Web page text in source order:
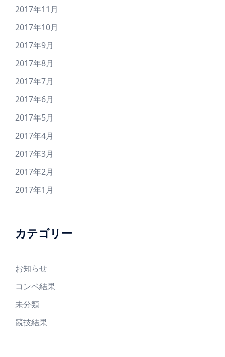
2017年11月
2017年10月
2017年9月
2017年8月
2017年7月
2017年6月
2017年5月
2017年4月
2017年3月
2017年2月
2017年1月
カテゴリー
お知らせ
コンペ結果
未分類
競技結果